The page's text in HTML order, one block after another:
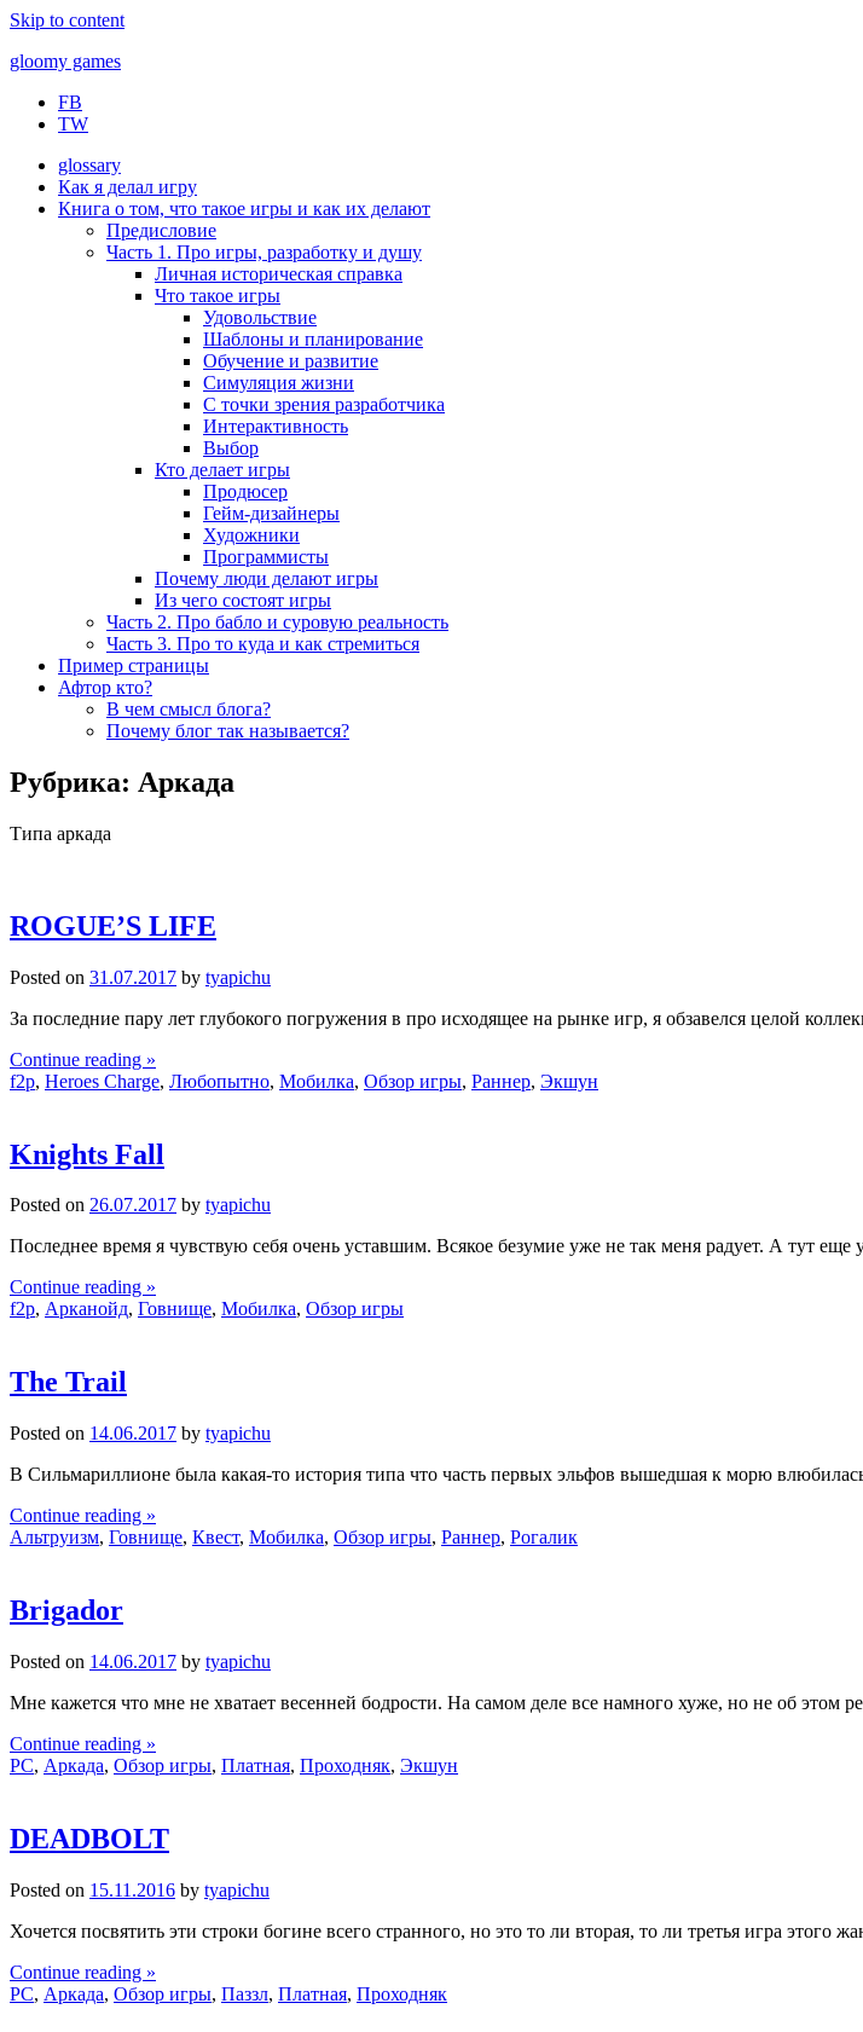
Skip to content
gloomy games
Печально об играх
FB
TW
glossary
Как я делал игру
Книга о том, что такое игры и как их делают
Предисловие
Часть 1. Про игры, разработку и душу
Личная историческая справка
Что такое игры
Удовольствие
Шаблоны и планирование
Обучение и развитие
Симуляция жизни
С точки зрения разработчика
Интерактивность
Выбор
Кто делает игры
Продюсер
Гейм-дизайнеры
Художники
Программисты
Почему люди делают игры
Из чего состоят игры
Часть 2. Про бабло и суровую реальность
Часть 3. Про то куда и как стремиться
Пример страницы
Афтор кто?
В чем смысл блога?
Почему блог так называется?
Рубрика: Аркада
Типа аркада
ROGUE’S LIFE
Posted on 31.07.2017 by tyapichu
За последние пару лет глубокого погружения в про исходящее на рынке игр, я обзавелся целой
Continue reading »
f2p, Heroes Charge, Любопытно, Мобилка, Обзор игры, Раннер, Экшун
Knights Fall
Posted on 26.07.2017 by tyapichu
Последнее время я чувствую себя очень уставшим. Всякое безумие уже не так меня радует. А тут
Continue reading »
f2p, Арканойд, Говнище, Мобилка, Обзор игры
The Trail
Posted on 14.06.2017 by tyapichu
В Сильмариллионе была какая-то история типа что часть первых эльфов вышедшая к морю
Continue reading »
Альтруизм, Говнище, Квест, Мобилка, Обзор игры, Раннер, Рогалик
Brigador
Posted on 14.06.2017 by tyapichu
Мне кажется что мне не хватает весенней бодрости. На самом деле все намного хуже, но не об этом
Continue reading »
PC, Аркада, Обзор игры, Платная, Проходняк, Экшун
DEADBOLT
Posted on 15.11.2016 by tyapichu
Хочется посвятить эти строки богине всего странного, но это то ли вторая, то ли третья игра
Continue reading »
PC, Аркада, Обзор игры, Паззл, Платная, Проходняк